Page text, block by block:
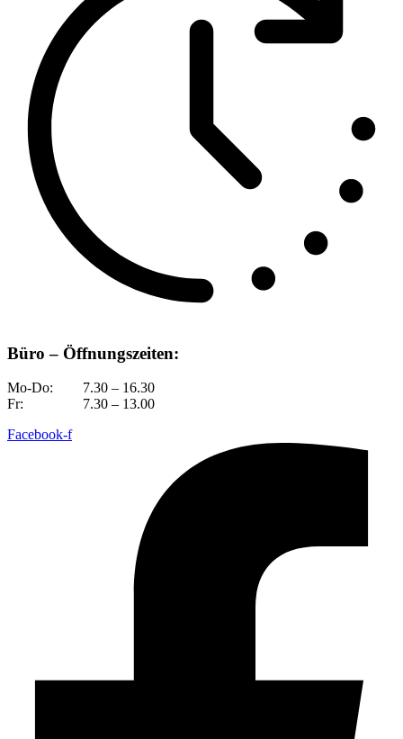
Büro – Öffnungszeiten:
Mo-Do:
7.30 – 16.30
Fr:
7.30 – 13.00
Facebook-f